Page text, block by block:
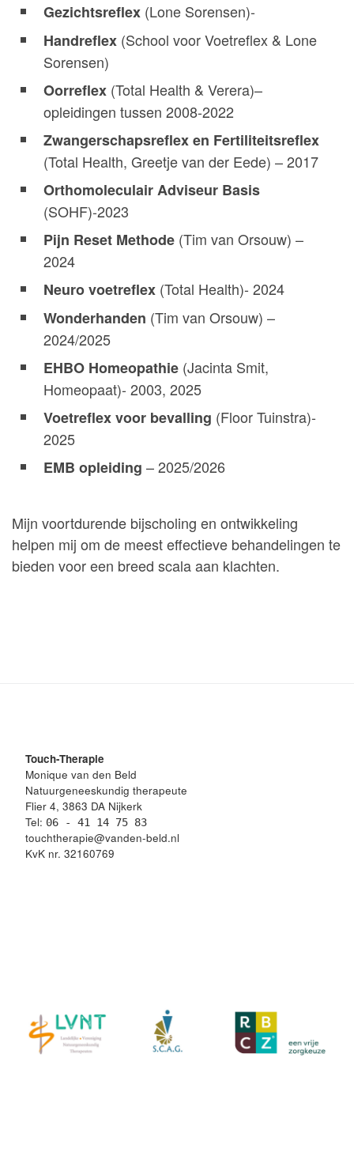
Gezichtsreflex (Lone Sorensen)-
Handreflex (School voor Voetreflex & Lone
Sorensen)
Oorreflex (Total Health & Verera)–
opleidingen tussen 2008-2022
Zwangerschapsreflex en Fertiliteitsreflex
(Total Health, Greetje van der Eede) – 2017
Orthomoleculair Adviseur Basis
(SOHF)-2023
Pijn Reset Methode (Tim van Orsouw) –
2024
Neuro voetreflex (Total Health)- 2024
Wonderhanden (Tim van Orsouw) –
2024/2025
EHBO Homeopathie (Jacinta Smit,
Homeopaat)- 2003, 2025
Voetreflex voor bevalling (Floor Tuinstra)-
2025
EMB opleiding – 2025/2026
Mijn voortdurende bijscholing en ontwikkeling
helpen mij om de meest effectieve behandelingen te
bieden voor een breed scala aan klachten.
Touch-Therapie
Monique van den Beld
Natuurgeneeskundig therapeute
Flier 4, 3863 DA Nijkerk
Tel: 06 - 41 14 75 83
touchtherapie@vanden-beld.nl
KvK nr. 32160769